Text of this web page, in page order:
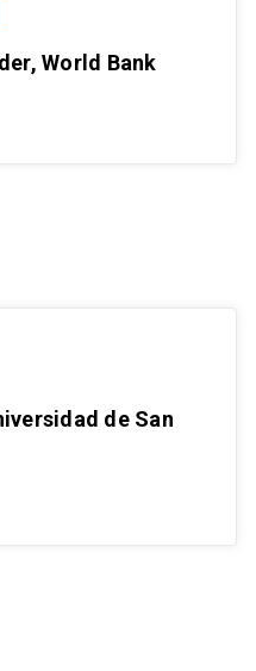
World Bank
de San